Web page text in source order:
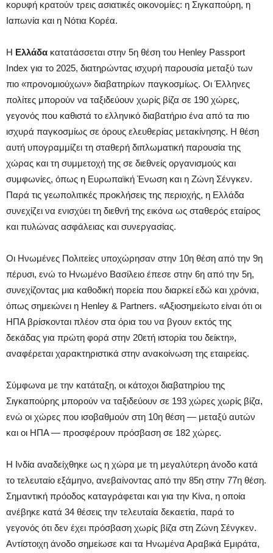
κορυφή κρατούν τρεις ασιατικές οικονομίες: η Σιγκαπούρη, η
Ιαπωνία και η Νότια Κορέα.
Η Ελλάδα κατατάσσεται στην 5η θέση του Henley Passport
Index για το 2025, διατηρώντας ισχυρή παρουσία μεταξύ των
πιο «προνομιούχων» διαβατηρίων παγκοσμίως. Οι Έλληνες
πολίτες μπορούν να ταξιδεύουν χωρίς βίζα σε 190 χώρες,
γεγονός που καθιστά το ελληνικό διαβατήριο ένα από τα πιο
ισχυρά παγκοσμίως σε όρους ελευθερίας μετακίνησης. Η θέση
αυτή υπογραμμίζει τη σταθερή διπλωματική παρουσία της
χώρας και τη συμμετοχή της σε διεθνείς οργανισμούς και
συμφωνίες, όπως η Ευρωπαϊκή Ένωση και η Ζώνη Σένγκεν.
Παρά τις γεωπολιτικές προκλήσεις της περιοχής, η Ελλάδα
συνεχίζει να ενισχύει τη διεθνή της εικόνα ως σταθερός εταίρος
και πυλώνας ασφάλειας και συνεργασίας.
Οι Ηνωμένες Πολιτείες υποχώρησαν στην 10η θέση από την 9η
πέρυσι, ενώ το Ηνωμένο Βασίλειο έπεσε στην 6η από την 5η,
συνεχίζοντας μια καθοδική πορεία που διαρκεί εδώ και χρόνια,
όπως σημειώνει η Henley & Partners. «Αξιοσημείωτο είναι ότι οι
ΗΠΑ βρίσκονται πλέον στα όρια του να βγουν εκτός της
δεκάδας για πρώτη φορά στην 20ετή ιστορία του δείκτη»,
αναφέρεται χαρακτηριστικά στην ανακοίνωση της εταιρείας.
Σύμφωνα με την κατάταξη, οι κάτοχοι διαβατηρίου της
Σιγκαπούρης μπορούν να ταξιδεύουν σε 193 χώρες χωρίς βίζα,
ενώ οι χώρες που ισοβαθμούν στη 10η θέση — μεταξύ αυτών
και οι ΗΠΑ — προσφέρουν πρόσβαση σε 182 χώρες.
Η Ινδία αναδείχθηκε ως η χώρα με τη μεγαλύτερη άνοδο κατά
το τελευταίο εξάμηνο, ανεβαίνοντας από την 85η στην 77η θέση.
Σημαντική πρόοδος καταγράφεται και για την Κίνα, η οποία
ανέβηκε κατά 34 θέσεις την τελευταία δεκαετία, παρά το
γεγονός ότι δεν έχει πρόσβαση χωρίς βίζα στη Ζώνη Σένγκεν.
Αντίστοιχη άνοδο σημείωσε και τα Ηνωμένα Αραβικά Εμιράτα,